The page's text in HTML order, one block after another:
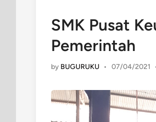
SMK Pusat
Pemerintah
by BUGURUKU • 07/04/2021